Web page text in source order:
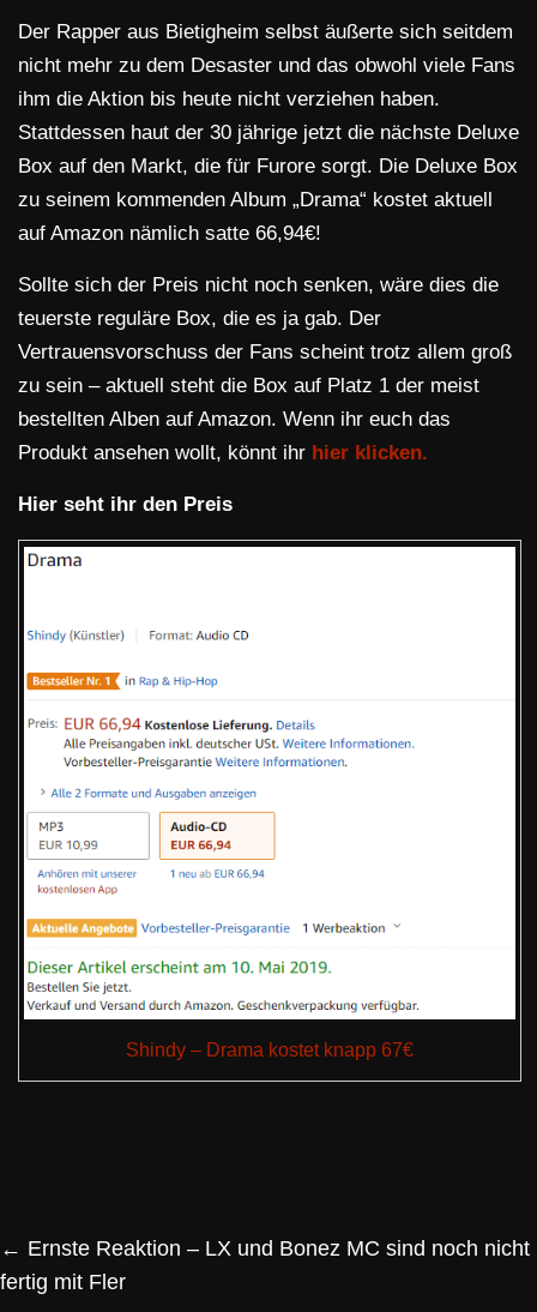
Der Rapper aus Bietigheim selbst äußerte sich seitdem
nicht mehr zu dem Desaster und das obwohl viele Fans
ihm die Aktion bis heute nicht verziehen haben.
Stattdessen haut der 30 jährige jetzt die nächste Deluxe
Box auf den Markt, die für Furore sorgt. Die Deluxe Box
zu seinem kommenden Album „Drama“ kostet aktuell
auf Amazon nämlich satte 66,94€!
Sollte sich der Preis nicht noch senken, wäre dies die
teuerste reguläre Box, die es ja gab. Der
Vertrauensvorschuss der Fans scheint trotz allem groß
zu sein – aktuell steht die Box auf Platz 1 der meist
bestellten Alben auf Amazon. Wenn ihr euch das
Produkt ansehen wollt, könnt ihr hier klicken.
Hier seht ihr den Preis
Shindy – Drama kostet knapp 67€
← Ernste Reaktion – LX und Bonez MC sind noch nicht
fertig mit Fler